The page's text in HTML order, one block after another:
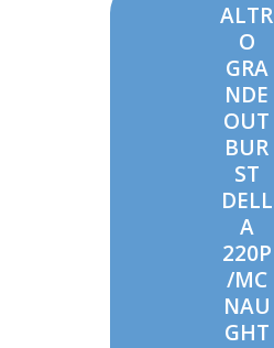
ALTR
O
GRA
NDE
OUT
BUR
ST
DELL
A
220P
/MC
NAU
GHT